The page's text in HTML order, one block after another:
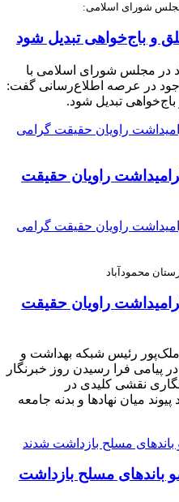
مجلس شورای اسلامی:
و باج‌خواهی تبدیل شود
در مجلس شورای اسلامی با
در عرصه اطلاع‌رسانی گفت:
باج‌خواهی تبدیل شود.
گرامیداشت راویان حقیقت
محمودآباد
گرامیداشت راویان حقیقت
ملک‌پور رئیس شبکه بهداشت و
پیامی فرا رسیدن روز خبرنگار
نقشی کلیدی در
میان نهادها و بدنه جامعه
موساد و ۴ عضو باند‌های مسلح بازداشت